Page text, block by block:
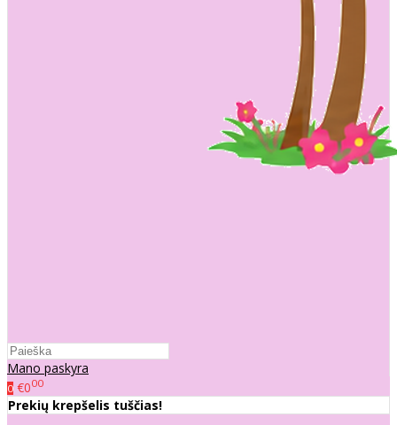
Mano paskyra
0 €000
Prekių krepšelis tuščias!